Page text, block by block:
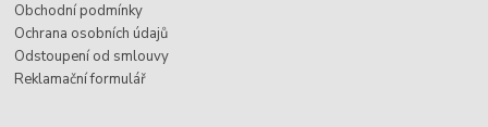
Obchodní podmínky
Ochrana osobních údajů
Odstoupení od smlouvy
Reklamační formulář